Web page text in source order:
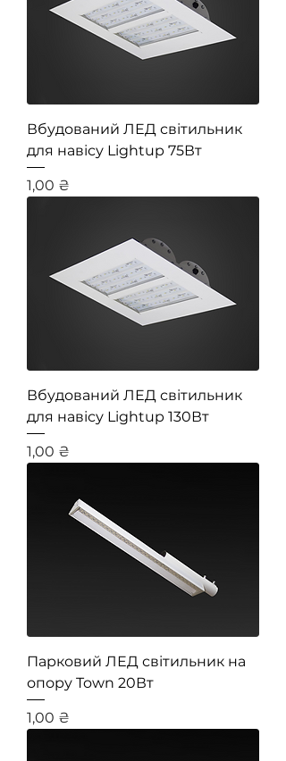
Вбудований ЛЕД світильник
для навісу Lightup 75Вт
Ціна
1,00 ₴
Вбудований ЛЕД світильник
для навісу Lightup 130Вт
Ціна
1,00 ₴
Парковий ЛЕД світильник на
опору Town 20Вт
Ціна
1,00 ₴